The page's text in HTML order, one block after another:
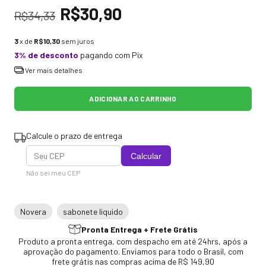
R$34,33 R$30,90
3x de R$10,30 sem juros
3% de desconto pagando com Pix
Ver mais detalhes
Calcule o prazo de entrega
Calcular
Não sei meu CEP
Novera
sabonete liquido
Pronta Entrega + Frete Grátis
Produto a pronta entrega, com despacho em até 24hrs, após a
aprovação do pagamento. Enviamos para todo o Brasil, com
frete grátis nas compras acima de R$ 149,90